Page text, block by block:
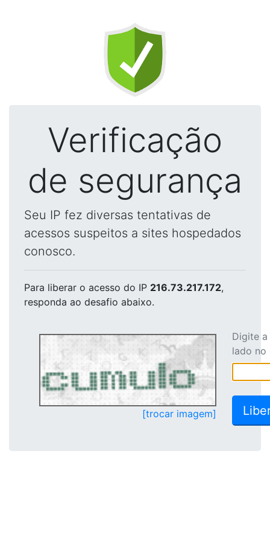
Verificação
de segurança
Seu IP fez diversas tentativas de
acessos suspeitos a sites hospedados
conosco.
Para liberar o acesso do IP 216.73.217.172,
responda ao desafio abaixo.
[trocar imagem]
Digite
lado no